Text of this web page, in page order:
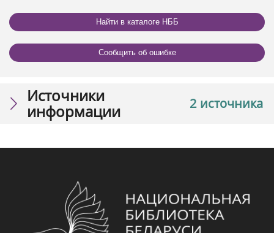
Найти в каталоге НББ
Сообщить об ошибке
2 источника
Источники
информации